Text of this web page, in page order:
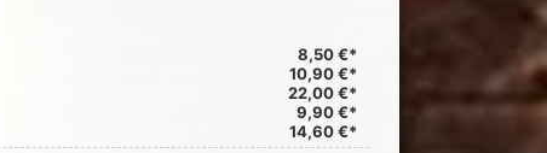
8,50 €*
10,90 €*
22,00 €*
9,90 €*
14,60 €*